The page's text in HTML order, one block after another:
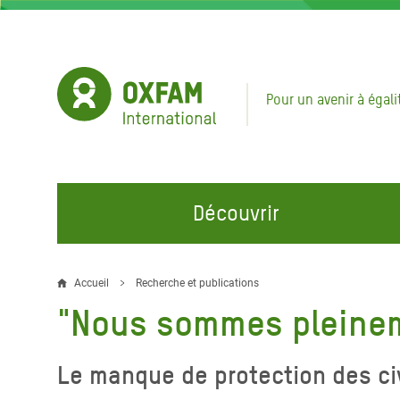
Aller
Pour un avenir à
Découvrir
NOS DOMAINES D'ACTION
Eau et Assainissement
Ressources Naturelles
Appel
au
Crise
REJOINDRE NOS CAMPAGNES
Climate Justice
Rejoignez la Communauté
d'Ariane
Accueil Recherche et publications
"Nous sommes
Le manque de protection des